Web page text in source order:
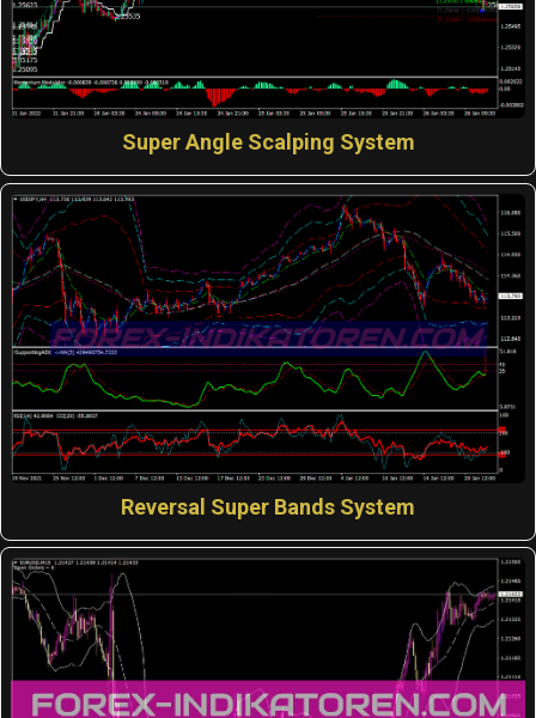
Super Angle Scalping System
Reversal Super Bands System